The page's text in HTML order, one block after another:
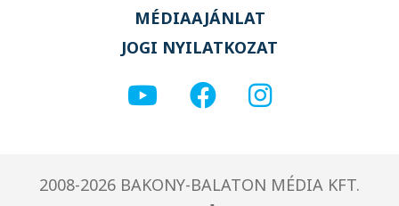
MÉDIAAJÁNLAT
JOGI NYILATKOZAT
2008-2026 BAKONY-BALATON MÉDIA KFT.